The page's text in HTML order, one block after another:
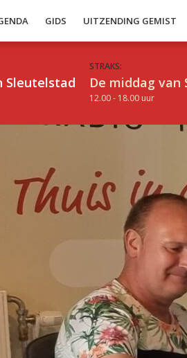
GIDS UITZENDING GEMIST
Sleutelstad
STRAKS:
De middag van
12.00 - 18.00 uur